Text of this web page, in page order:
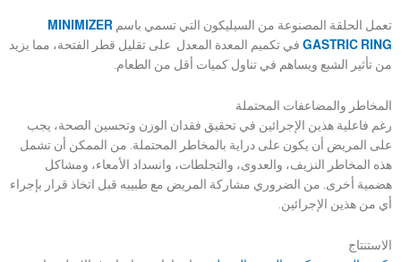
تعمل الحلقة المصنوعة من السيليكون التي تسمي باسم MINIMIZER
GASTRIC RING في تكميم المعدة المعدل على تقليل قطر الفتحة، مما يزيد
من تأثير الشبع ويساهم في تناول كميات أقل من الطعام.
المخاطر والمضاعفات المحتملة
رغم فاعلية هذين الإجرائين في تحقيق فقدان الوزن وتحسين الصحة، يجب
على المريض أن يكون على دراية بالمخاطر المحتملة. من الممكن أن تشمل
هذه المخاطر النزيف، والعدوى، والتجلطات، وانسداد الأمعاء، ومشاكل
هضمية أخرى. من الضروري مشاركة المريض مع طبيبه قبل اتخاذ قرار بإجراء
أي من هذين الإجرائين.
الاستنتاج